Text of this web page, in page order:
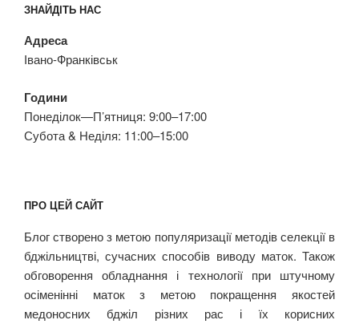
ЗНАЙДІТЬ НАС
Адреса
Івано-Франківськ
Години
Понеділок—П’ятниця: 9:00–17:00
Субота & Неділя: 11:00–15:00
ПРО ЦЕЙ САЙТ
Блог створено з метою популяризації методів селекції в
бджільництві, сучасних способів виводу маток. Також
обговорення обладнання і технології при штучному
осіменінні маток з метою покращення якостей
медоносних бджіл різних рас і їх корисних